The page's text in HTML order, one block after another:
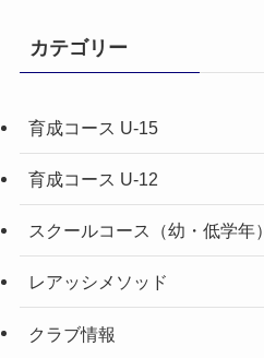
カテゴリー
育成コース U-15
育成コース U-12
スクールコース（幼・低学年）
レアッシメソッド
クラブ情報